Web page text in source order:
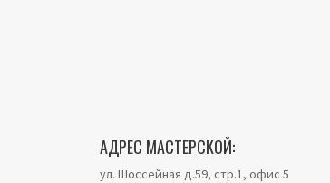
АДРЕС МАСТЕРСКОЙ:
ул. Шоссейная д.59, стр.1, офис 5